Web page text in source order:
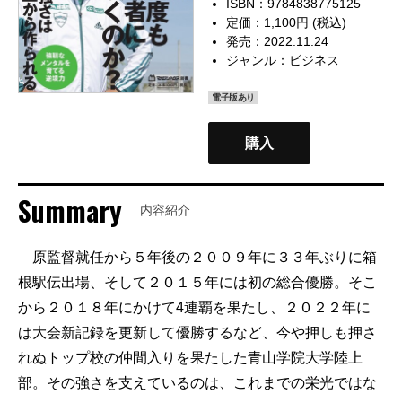
ISBN：9784838775125
定価：1,100円 (税込)
発売：2022.11.24
ジャンル： ビジネス
電子版あり
購入
Summary 内容紹介
原監督就任から５年後の２００９年に３３年ぶりに箱
根駅伝出場、そして２０１５年には初の総合優勝。そこ
から２０１８年にかけて4連覇を果たし、２０２２年に
は大会新記録を更新して優勝するなど、今や押しも押さ
れぬトップ校の仲間入りを果たした青山学院大学陸上
部。その強さを支えているのは、これまでの栄光ではな